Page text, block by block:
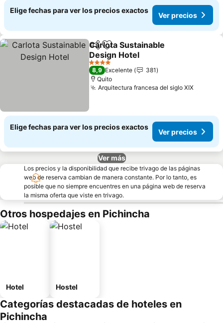
Elige fechas para ver los precios exactos
Ver precios
CompartirAgregar a favoritos
Carlota Sustainable
Design Hotel
4 Estrellas
8,9 Excelente
381
Quito
Arquitectura francesa del siglo XIX
Elige fechas para ver los precios exactos
Ver precios
Ver más
Los precios y la disponibilidad que recibe trivago de las páginas
web de reserva cambian de manera constante. Por lo tanto, es
posible que no siempre encuentres en una página web de reserva
la misma oferta que viste en trivago.
Otros hospedajes en Pichincha
Hotel Hostel
Categorías destacadas de hoteles en
Pichincha